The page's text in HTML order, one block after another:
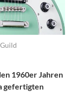
1960er Jahren
gefertigten